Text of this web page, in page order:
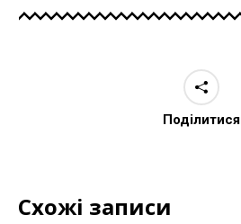
Поділитися
Схожі записи